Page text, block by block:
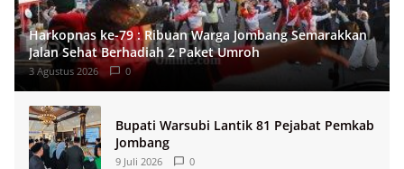
Harkopnas ke-79 : Ribuan Warga Jombang Semarakkan
Jalan Sehat Berhadiah 2 Paket Umroh
3 Agustus 2026 0
Bupati Warsubi Lantik 81 Pejabat Pemkab
Jombang
9 Juli 2026 0